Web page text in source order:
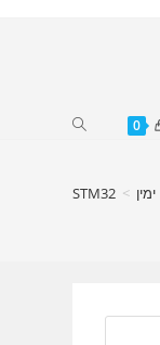
0
Toggle
ימין >
STM32